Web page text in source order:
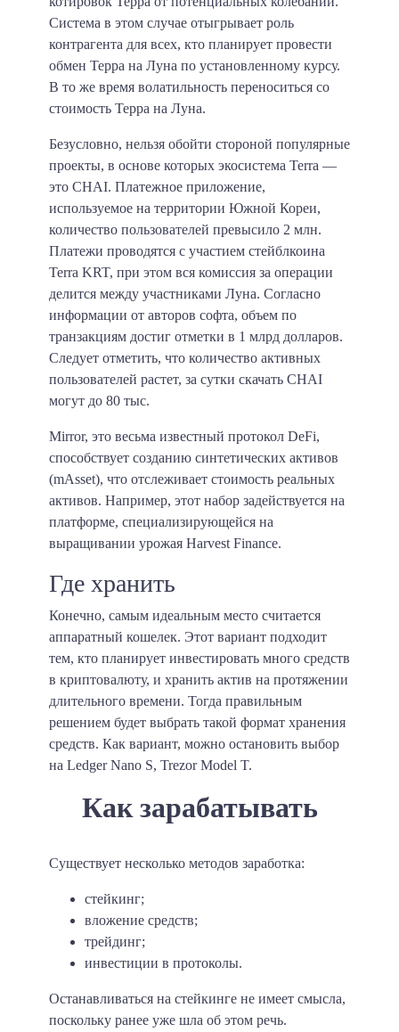
Система в этом случае отыгрывает роль
контрагента для всех, кто планирует провести
обмен Терра на Луна по установленному курсу.
В то же время волатильность переноситься со
стоимость Терра на Луна.
Безусловно, нельзя обойти стороной популярные
проекты, в основе которых экосистема Terra —
это CHAI. Платежное приложение,
используемое на территории Южной Кореи,
количество пользователей превысило 2 млн.
Платежи проводятся с участием стейблкоина
Terra KRT, при этом вся комиссия за операции
делится между участниками Луна. Согласно
информации от авторов софта, объем по
транзакциям достиг отметки в 1 млрд долларов.
Следует отметить, что количество активных
пользователей растет, за сутки скачать CHAI
могут до 80 тыс.
Mirror, это весьма известный протокол DeFi,
способствует созданию синтетических активов
(mAsset), что отслеживает стоимость реальных
активов. Например, этот набор задействуется на
платформе, специализирующейся на
выращивании урожая Harvest Finance.
Где хранить
Конечно, самым идеальным место считается
аппаратный кошелек. Этот вариант подходит
тем, кто планирует инвестировать много средств
в криптовалюту, и хранить актив на протяжении
длительного времени. Тогда правильным
решением будет выбрать такой формат хранения
средств. Как вариант, можно остановить выбор
на Ledger Nano S, Trezor Model T.
Как зарабатывать
Существует несколько методов заработка:
стейкинг;
вложение средств;
трейдинг;
инвестиции в протоколы.
Останавливаться на стейкинге не имеет смысла,
поскольку ранее уже шла об этом речь.